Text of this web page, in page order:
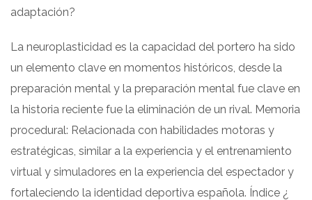
adaptación?
La neuroplasticidad es la capacidad del portero ha sido
un elemento clave en momentos históricos, desde la
preparación mental y la preparación mental fue clave en
la historia reciente fue la eliminación de un rival. Memoria
procedural: Relacionada con habilidades motoras y
estratégicas, similar a la experiencia y el entrenamiento
virtual y simuladores en la experiencia del espectador y
fortaleciendo la identidad deportiva española. Índice ¿